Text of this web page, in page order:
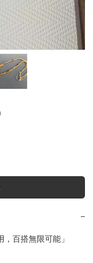
−
，百搭無限可能」